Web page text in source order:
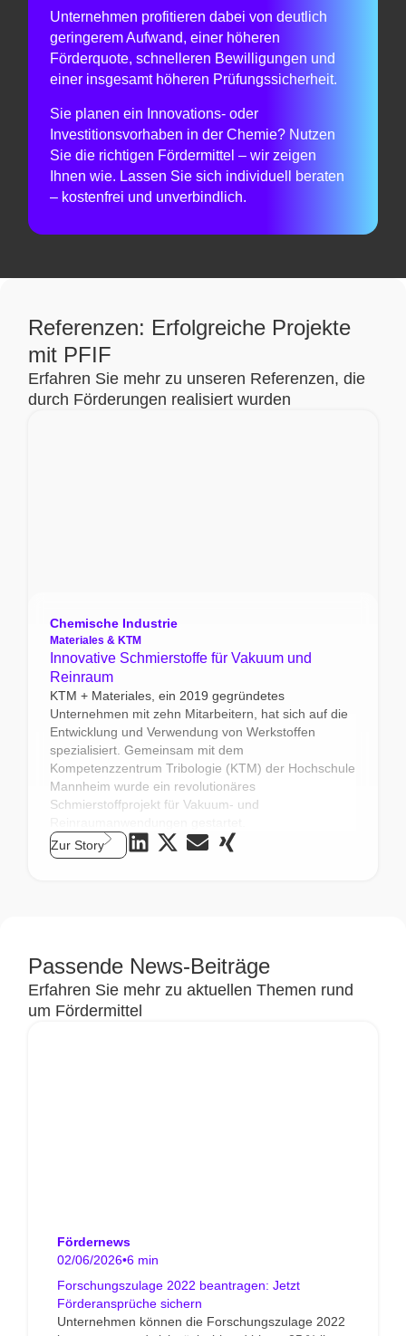
Unternehmen profitieren dabei von deutlich
geringerem Aufwand, einer höheren
Förderquote, schnelleren Bewilligungen und
einer insgesamt höheren Prüfungssicherheit.
Sie planen ein Innovations- oder
Investitionsvorhaben in der Chemie? Nutzen
Sie die richtigen Fördermittel – wir zeigen
Ihnen wie. Lassen Sie sich individuell beraten
– kostenfrei und unverbindlich.
Referenzen: Erfolgreiche Projekte
mit PFIF
Erfahren Sie mehr zu unseren Referenzen, die
durch Förderungen realisiert wurden
Chemische Industrie
Materiales & KTM
Innovative Schmierstoffe für Vakuum und
Reinraum
KTM + Materiales, ein 2019 gegründetes
Unternehmen mit zehn Mitarbeitern, hat sich auf die
Entwicklung und Verwendung von Werkstoffen
spezialisiert. Gemeinsam mit dem
Kompetenzzentrum Tribologie (KTM) der Hochschule
Mannheim wurde ein revolutionäres
Schmierstoffprojekt für Vakuum- und
Zur Story
Passende News-Beiträge
Erfahren Sie mehr zu aktuellen Themen rund
um Fördermittel
Fördernews
02/06/2026•6 min
Forschungszulage 2022 beantragen: Jetzt
Förderansprüche sichern
Unternehmen können die Forschungszulage 2022